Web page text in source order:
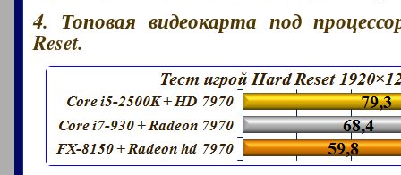
4. Топовая видеокарта под
Reset.